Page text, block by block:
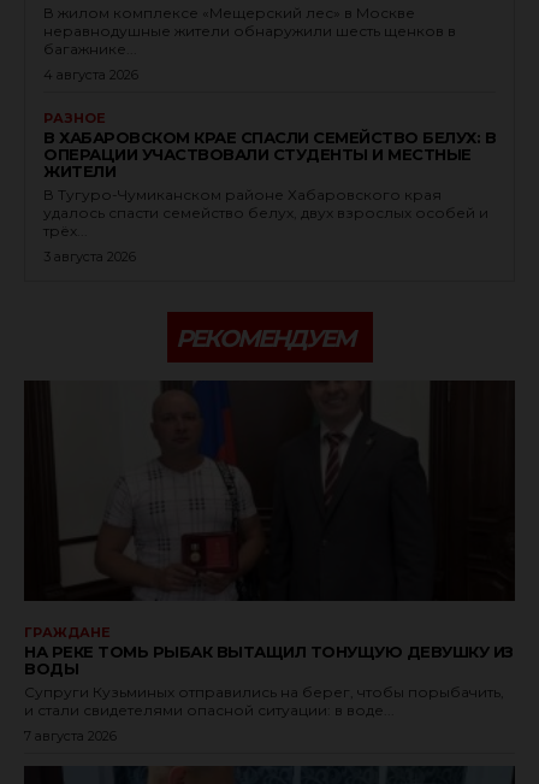
В жилом комплексе «Мещерский лес» в Москве
неравнодушные жители обнаружили шесть щенков в
багажнике...
4 августа 2026
РАЗНОЕ
В ХАБАРОВСКОМ КРАЕ СПАСЛИ СЕМЕЙСТВО БЕЛУХ: В
ОПЕРАЦИИ УЧАСТВОВАЛИ СТУДЕНТЫ И МЕСТНЫЕ
ЖИТЕЛИ
В Тугуро-Чумиканском районе Хабаровского края
удалось спасти семейство белух, двух взрослых особей и
трёх...
3 августа 2026
РЕКОМЕНДУЕМ
ГРАЖДАНЕ
НА РЕКЕ ТОМЬ РЫБАК ВЫТАЩИЛ ТОНУЩУЮ ДЕВУШКУ ИЗ
ВОДЫ
Супруги Кузьминых отправились на берег, чтобы порыбачить,
и стали свидетелями опасной ситуации: в воде...
7 августа 2026